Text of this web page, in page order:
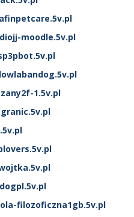
moodle.5v.pl
1.5v.pl
filozoficzna1gb.5v.pl